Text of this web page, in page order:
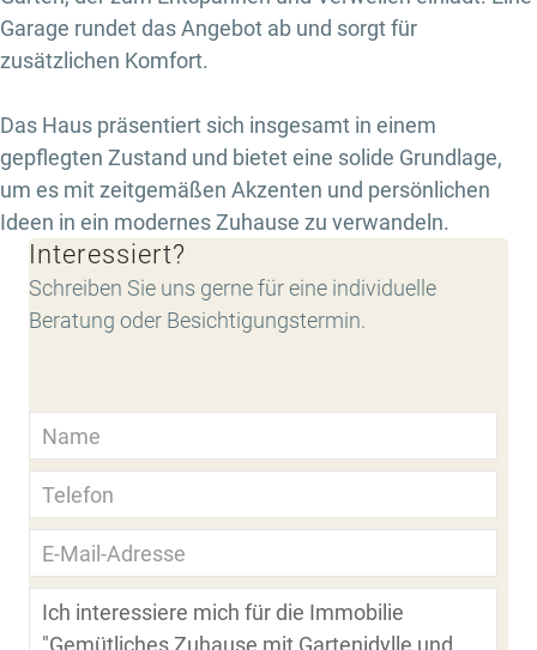
Garage rundet das Angebot ab und sorgt für
zusätzlichen Komfort.
Das Haus präsentiert sich insgesamt in einem
gepflegten Zustand und bietet eine solide Grundlage,
um es mit zeitgemäßen Akzenten und persönlichen
Ideen in ein modernes Zuhause zu verwandeln.
Interessiert?
Schreiben Sie uns gerne für eine individuelle
Beratung oder Besichtigungstermin.